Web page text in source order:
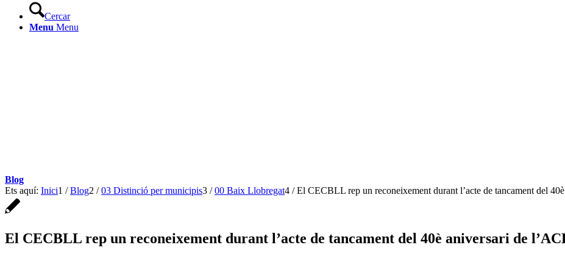
Cercar
Menu Menu
Blog
Ets aquí: Inici1 / Blog2 / 03 Distinció per municipis3 / 00 Baix Llobregat4 / El CECBLL rep un reconeixement durant l’acte de tancament del
El CECBLL rep un reconeixement durant l’acte de tancament del 40è aniversari de